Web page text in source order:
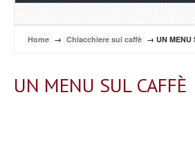
Home → Chiacchiere sul caffè → UN MENU
UN MENU SUL CAFFÈ